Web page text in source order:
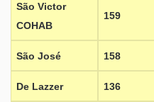
São Victor
COHAB
159
São José 158
De Lazzer 136